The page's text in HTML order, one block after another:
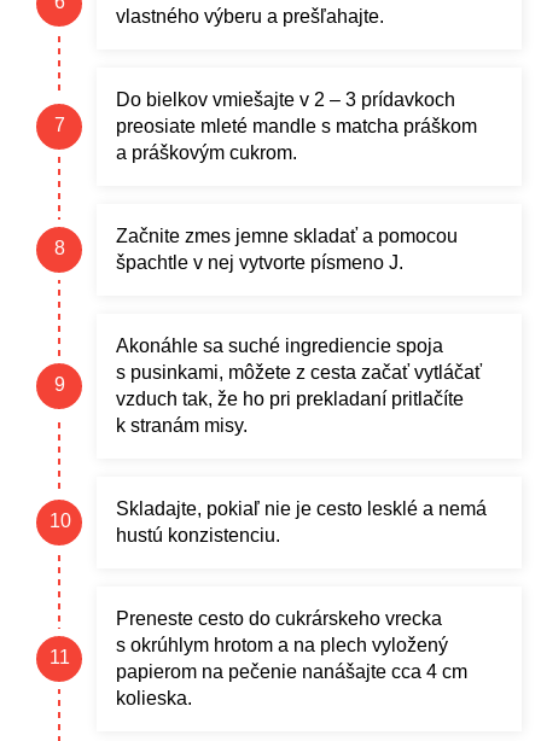
vlastného výberu a prešľahajte.
Do bielkov vmiešajte v 2 – 3 prídavkoch
preosiate mleté mandle s matcha práškom
a práškovým cukrom.
Začnite zmes jemne skladať a pomocou
špachtle v nej vytvorte písmeno J.
Akonáhle sa suché ingrediencie spoja
s pusinkami, môžete z cesta začať vytláčať
vzduch tak, že ho pri prekladaní pritlačíte
k stranám misy.
Skladajte, pokiaľ nie je cesto lesklé a nemá
hustú konzistenciu.
Preneste cesto do cukrárskeho vrecka
s okrúhlym hrotom a na plech vyložený
papierom na pečenie nanášajte cca 4 cm
kolieska.